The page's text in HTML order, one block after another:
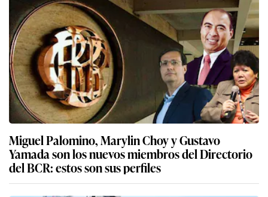
Miguel Palomino, Marylin Choy y Gustavo
Yamada son los nuevos miembros del Directorio
del BCR: estos son sus perfiles